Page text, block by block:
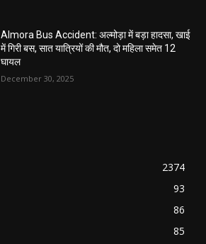
Almora Bus Accident: अल्मोड़ा में बड़ा हादसा, खाई
में गिरी बस, सात यात्रियों की मौत, दो महिला समेत 12
घायल
December 30, 2025
2374
93
86
85